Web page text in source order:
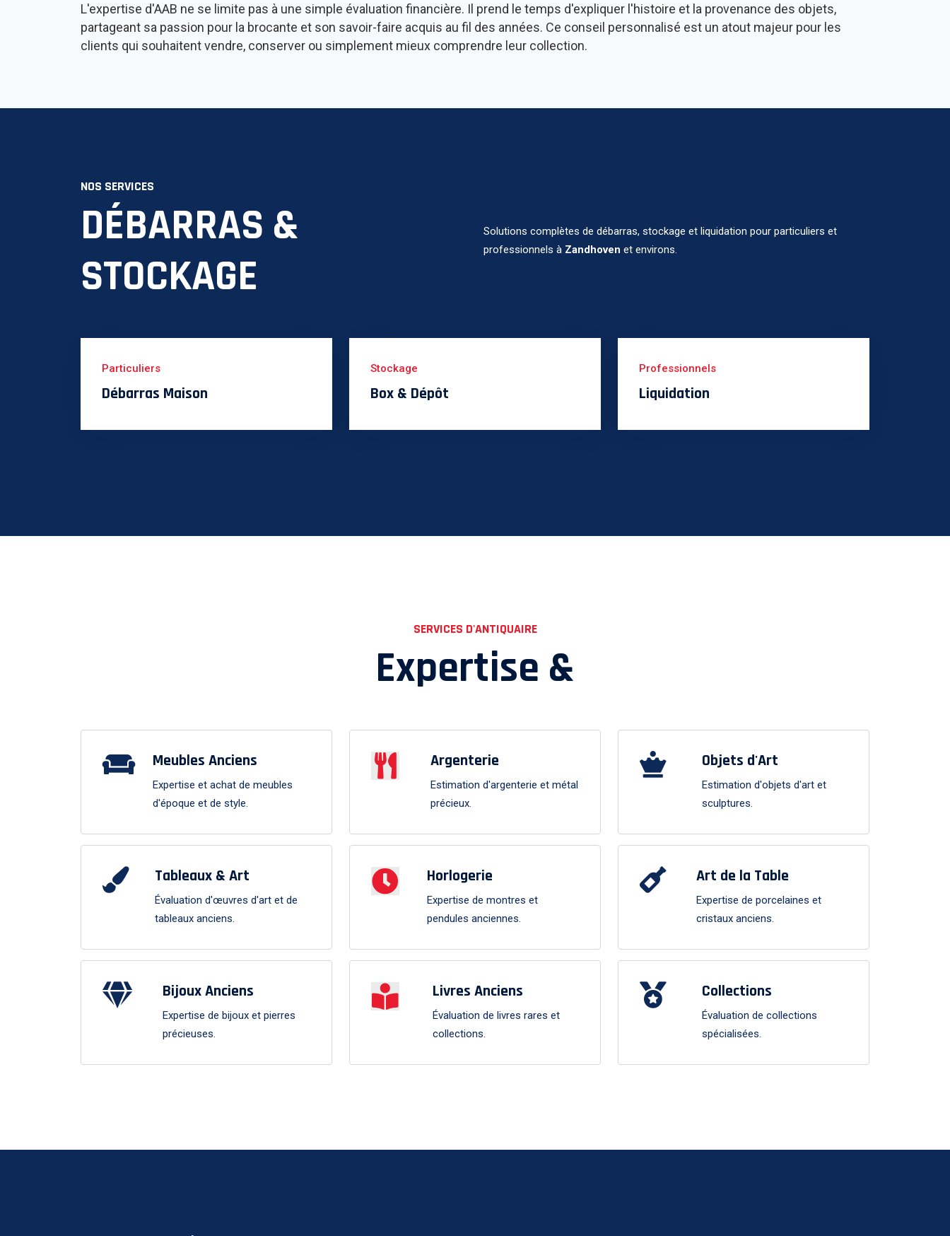
L'expertise d'AAB ne se limite pas à une simple évaluation financière. Il prend le temps d'expliquer l'histoire et la provenance des objets,
partageant sa passion pour la brocante et son savoir-faire acquis au fil des années. Ce conseil personnalisé est un atout majeur pour les
clients qui souhaitent vendre, conserver ou simplement mieux comprendre leur collection.
NOS SERVICES
DÉBARRAS &
STOCKAGE
Solutions complètes de débarras, stockage et liquidation pour particuliers et
professionnels à Zandhoven et environs.
Particuliers
Débarras Maison
Stockage
Box & Dépôt
Professionnels
Liquidation
SERVICES D'ANTIQUAIRE
Expertise &
Meubles Anciens
Expertise et achat de meubles
d'époque et de style.
Tableaux & Art
Évaluation d'œuvres d'art et de
tableaux anciens.
Bijoux Anciens
Expertise de bijoux et pierres
précieuses.
Argenterie
Estimation d'argenterie et métal
précieux.
Horlogerie
Expertise de montres et
pendules anciennes.
Livres Anciens
Évaluation de livres rares et
collections.
Objets d'Art
Estimation d'objets d'art et
sculptures.
Art de la Table
Expertise de porcelaines et
cristaux anciens.
Collections
Évaluation de collections
spécialisées.